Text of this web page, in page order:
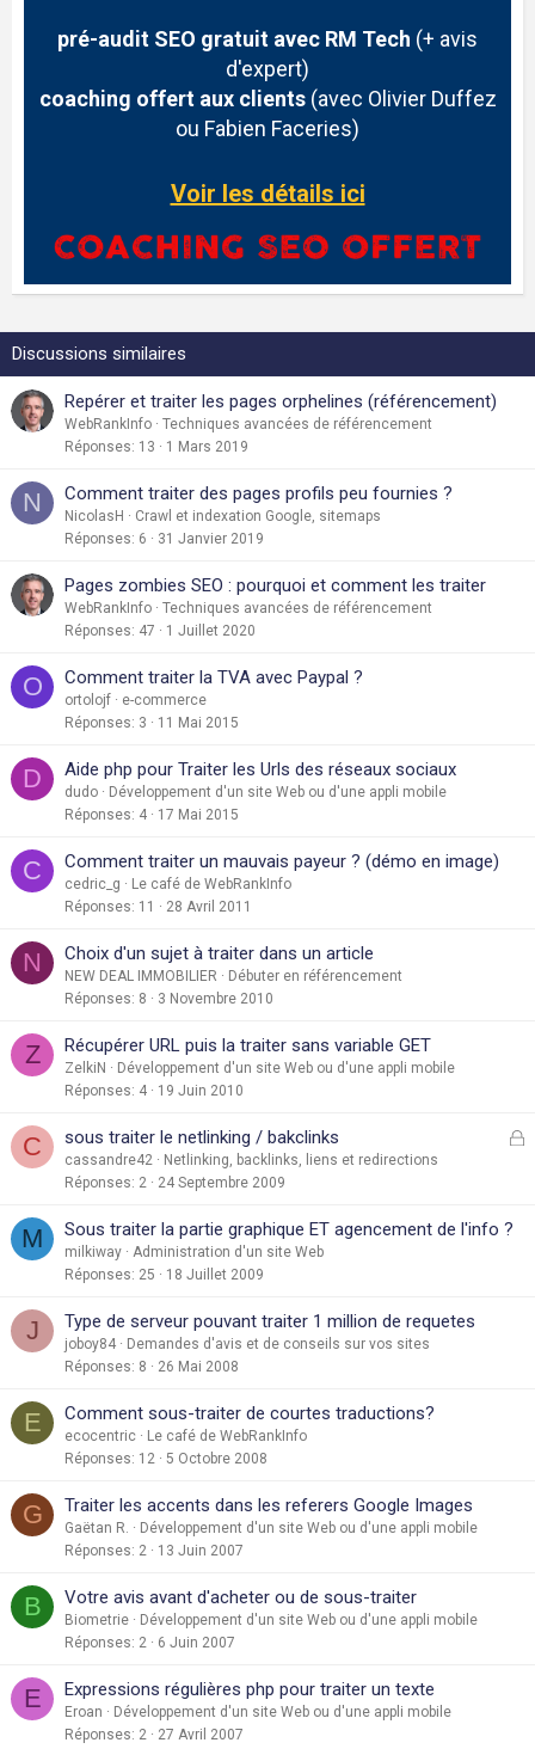
pré-audit SEO gratuit avec RM Tech (+ avis
d'expert)
coaching offert aux clients(avec Olivier Duffez
ou Fabien Faceries)
Voir les détails ici
Discussions similaires
Repérer et traiter les pages orphelines (référencement)
WebRankInfo
Techniques avancées de référencement
Réponses 13 1 Mars 2019
N Comment traiter des pages profils peu fournies ?
NicolasH
Crawl et indexation Google, sitemaps
Réponses 6 31 Janvier 2019
Pages zombies SEO : pourquoi et comment les traiter
WebRankInfo
Techniques avancées de référencement
Réponses 47 1 Juillet 2020
O Comment traiter la TVA avec Paypal ?
ortolojf
e-commerce
Réponses 3 11 Mai 2015
D Aide php pour Traiter les Urls des réseaux sociaux
dudo
Développement d'un site Web ou d'une appli mobile
Réponses 4 17 Mai 2015
C Comment traiter un mauvais payeur ? (démo en image)
cedric_g
Le café de WebRankInfo
Réponses 11 28 Avril 2011
N Choix d'un sujet à traiter dans un article
NEW DEAL IMMOBILIER
Débuter en référencement
Réponses 8 3 Novembre 2010
Z Récupérer URL puis la traiter sans variable GET
ZelkiN
Développement d'un site Web ou d'une appli mobile
Réponses 4 19 Juin 2010
C
F
sous traiter le netlinking / bakclinks
cassandre42
Netlinking, backlinks, liens et redirections
Réponses 2 24 Septembre 2009
M Sous traiter la partie graphique ET agencement de l'info ?
milkiway
Administration d'un site Web
Réponses 25 18 Juillet 2009
J Type de serveur pouvant traiter 1 million de requetes
joboy84
Demandes d'avis et de conseils sur vos sites
Réponses 8 26 Mai 2008
E Comment sous-traiter de courtes traductions?
ecocentric
Le café de WebRankInfo
Réponses 12 5 Octobre 2008
G Traiter les accents dans les referers Google Images
Gaëtan R.
Développement d'un site Web ou d'une appli mobile
Réponses 2 13 Juin 2007
B Votre avis avant d'acheter ou de sous-traiter
Biometrie
Développement d'un site Web ou d'une appli mobile
Réponses 2 6 Juin 2007
E Expressions régulières php pour traiter un texte
Eroan
Développement d'un site Web ou d'une appli mobile
Réponses 2 27 Avril 2007